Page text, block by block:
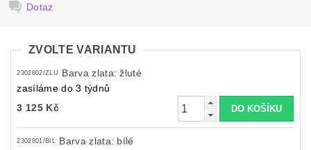
Dotaz
ZVOLTE VARIANTU
2302802/ZLU
Barva zlata: žluté
zasíláme do 3 týdnů
3 125 Kč
2302801/BIL
Barva zlata: bílé